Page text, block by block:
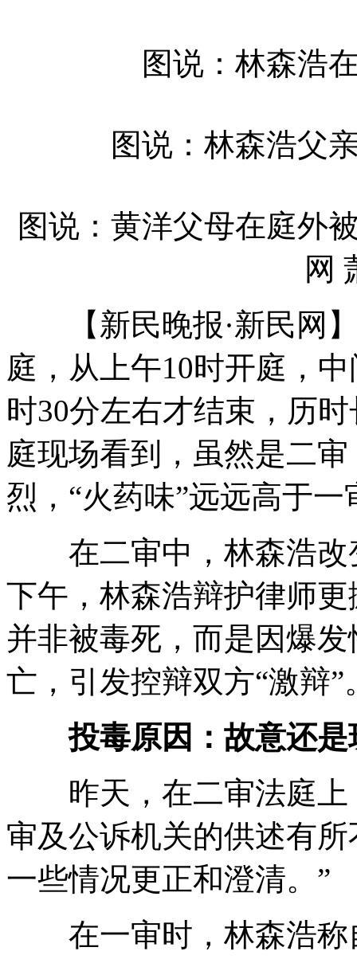
图说：林森浩
图说：林森浩父
图说：黄洋父母在庭外
网
【新民晚报·新民网】
庭，从上午10时开庭，
时30分左右才结束，历
庭现场看到，虽然是二
烈，“火药味”远远高于一
在二审中，林森浩改
下午，林森浩辩护律师
并非被毒死，而是因爆
亡，引发控辩双方“激辩”
投毒原因：故意还是
昨天，在二审法庭上
审及公诉机关的供述有
一些情况更正和澄清。”
在一审时，林森浩称